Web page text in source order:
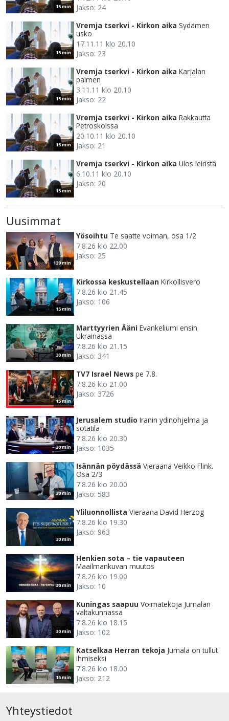
15 min
Jakso: 24
15 min
Vremja tserkvi - Kirkon aika Sydämen
usko
17.11.11 klo 20.10
Jakso: 23
15 min
Vremja tserkvi - Kirkon aika Karjalan
paimen
3.11.11 klo 20.10
Jakso: 22
15 min
Vremja tserkvi - Kirkon aika Rakkautta
Petroskoissa
20.10.11 klo 20.10
Jakso: 21
15 min
Vremja tserkvi - Kirkon aika Ulos leiristä
6.10.11 klo 20.10
Jakso: 20
Uusimmat
120 min
Yösoihtu Te saatte voiman, osa 1/2
7.8.26 klo 22.00
Jakso: 25
15 min
Kirkossa keskustellaan Kirkollisvero
7.8.26 klo 21.45
Jakso: 106
30 min
Marttyyrien Ääni Evankeliumi ensin
Ukrainassa
7.8.26 klo 21.15
Jakso: 341
15 min
TV7 Israel News pe 7.8.
7.8.26 klo 21.00
Jakso: 3726
30 min
Jerusalem studio Iranin ydinohjelma ja
sotatila
7.8.26 klo 20.30
Jakso: 1035
30 min
Isännän pöydässä Vieraana Veikko Flink.
Osa 2/3
7.8.26 klo 20.00
Jakso: 583
30 min
Yliluonnollista Vieraana David Herzog
7.8.26 klo 19.30
Jakso: 963
30 min
Henkien sota – tie vapauteen
Maailmankuvan muutos
7.8.26 klo 19.00
Jakso: 10
30 min
Kuningas saapuu Voimatekoja Jumalan
valtakunnassa
7.8.26 klo 18.15
Jakso: 102
15 min
Katselkaa Herran tekoja Jumala on tullut
ihmiseksi
7.8.26 klo 18.00
Jakso: 212
Yhteystiedot